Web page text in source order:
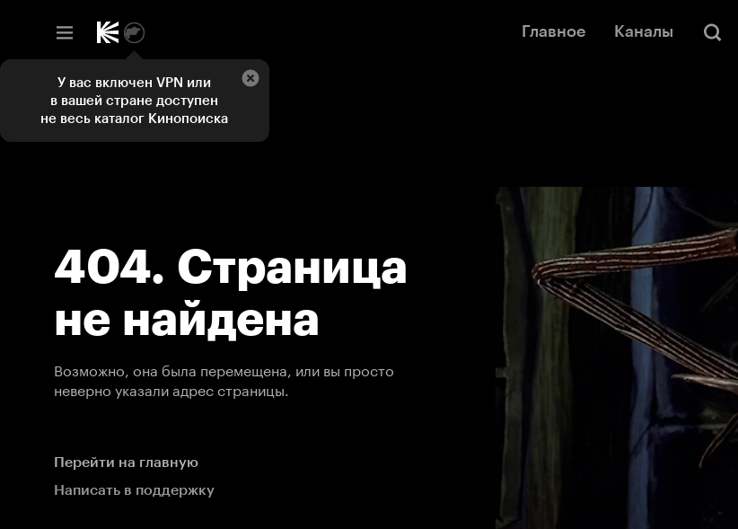
Главное Каналы
404. Страница
не найдена
Возможно, она была перемещена, или вы просто
неверно указали адрес страницы.
Перейти на главную
Написать в поддержку
У вас включен VPN или
в вашей стране доступен
не весь каталог Кинопоиска